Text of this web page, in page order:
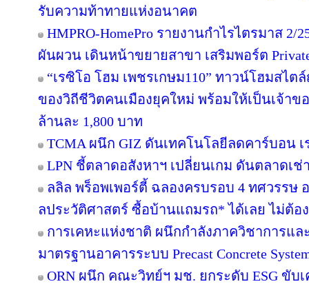
รับความท้าทายแห่งอนาคต
HMPRO-HomePro รายงานกำไรไตรมาส 2/
ผันผวน เดินหน้าขยายสาขา เสริมพอร์ต
“เรซิโอ โฮม เพชรเกษม110” ทาวน์โฮมสไ
ของวิถีชีวิตคนเมืองยุคใหม่ พร้อมให้เป็นเจ้าข
ล้านละ 1,800 บาท
TCMA ผนึก GIZ ดันเทคโนโลยีลดคาร์บอน เ
LPN ชี้ตลาดอสังหาฯ เปลี่ยนเกม ดันตลาดเ
ลลิล พร็อพเพอร์ตี้ ฉลองครบรอบ 4 ทศวรรษ
ลประวัติศาสตร์ ซื้อบ้านแถมรถ* ได้เลย ไม่ต้อ
การเคหะแห่งชาติ ผนึกกำลังภาควิชาการแ
มาตรฐานอาคารระบบ Precast Concrete
ORN ผนึก คณะวิทย์ฯ มช. ยกระดับ ESG ขับ